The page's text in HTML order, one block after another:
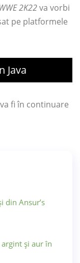
2K22va vorbi
pe platformele
Java
fi în continuare
din Ansur’s
și aur în